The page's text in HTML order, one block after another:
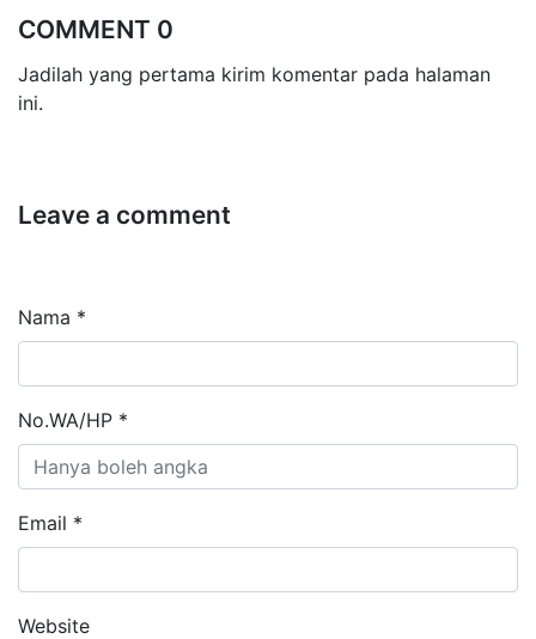
COMMENT 0
Jadilah yang pertama kirim komentar pada halaman
ini.
Leave a comment
Nama *
No.WA/HP *
Email *
Website